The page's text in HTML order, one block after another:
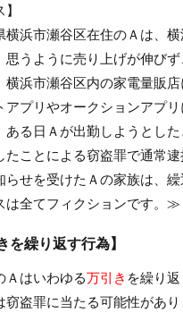
横浜市瀬谷区在住のＡは、
思うように売り上げが伸び
横浜市瀬谷区内の家電量販
アプリやオークションアプ
ある日Ａが出勤しようとし
たことによる窃盗罪で通常逮
らせを受けたＡの家族は、
は全てフィクションです。≫
を繰り返す行為】
Ａはいわゆる万引き を繰り返
窃盗罪に当たる可能性があり